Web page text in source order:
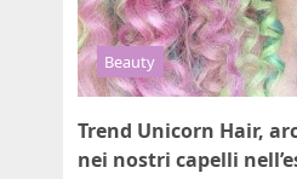
Beauty
Trend Unicorn Hair,
nei nostri capelli